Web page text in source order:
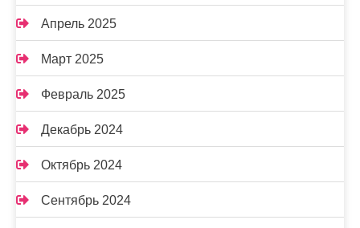
Апрель 2025
Март 2025
Февраль 2025
Декабрь 2024
Октябрь 2024
Сентябрь 2024